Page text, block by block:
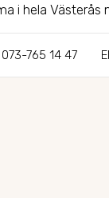
i hela Västerås
765 14 47